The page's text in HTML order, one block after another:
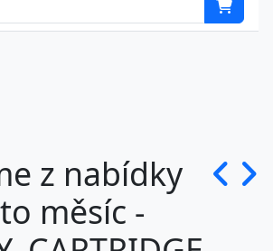
z nabídky
měsíc -